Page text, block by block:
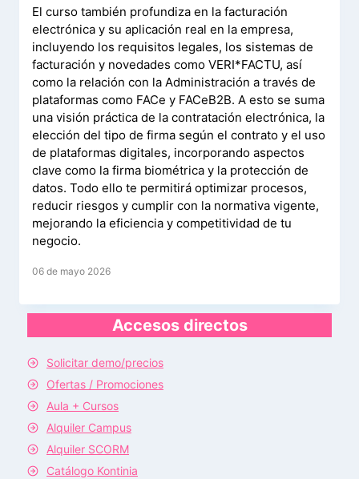
El curso también profundiza en la facturación
electrónica y su aplicación real en la empresa,
incluyendo los requisitos legales, los sistemas de
facturación y novedades como VERI*FACTU, así
como la relación con la Administración a través de
plataformas como FACe y FACeB2B. A esto se suma
una visión práctica de la contratación electrónica, la
elección del tipo de firma según el contrato y el uso
de plataformas digitales, incorporando aspectos
clave como la firma biométrica y la protección de
datos. Todo ello te permitirá optimizar procesos,
reducir riesgos y cumplir con la normativa vigente,
mejorando la eficiencia y competitividad de tu
negocio.
06 de mayo 2026
Accesos directos
Solicitar demo/precios
Ofertas / Promociones
Aula + Cursos
Alquiler Campus
Alquiler SCORM
Catálogo Kontinia